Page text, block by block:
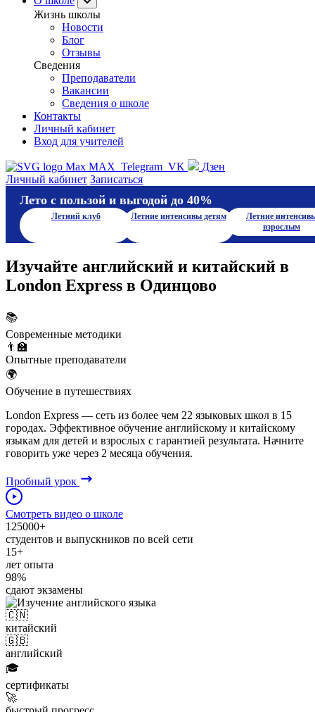
Жизнь школы
Новости
Блог
Отзывы
Сведения
Преподаватели
Вакансии
Сведения о школе
Контакты
Личный кабинет
Вход для учителей
MAX Telegram VK
Дзен
Личный кабинет Записаться
Лето с пользой и выгодой до 40%
Летний клуб Летние интенсивы детям
Летние
взрослым
Изучайте английский и китайский в
London Express в Одинцово
📚
Современные методики
👨‍🏫
Опытные преподаватели
🌍
Обучение в путешествиях
London Express — сеть из более чем 22 языковых школ в 15
городах. Эффективное обучение английскому и китайскому
языкам для детей и взрослых с гарантией результата. Начните
говорить уже через 2 месяца обучения.
Пробный урок
Смотреть видео о школе
125000+
студентов и выпускников по всей сети
15+
лет опыта
98%
сдают экзамены
🇨🇳
китайский
🇬🇧
английский
🎓
сертификаты
🚀